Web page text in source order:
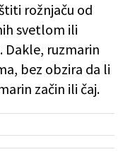
rožnjaču od
svetlom ili
Dakle, ruzmarin
bez obzira da li
začin ili čaj.